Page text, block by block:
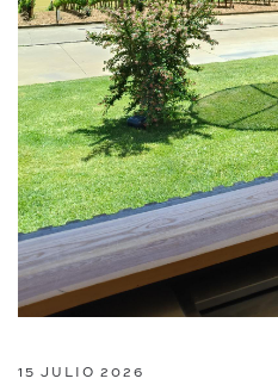
15 JULIO 2026